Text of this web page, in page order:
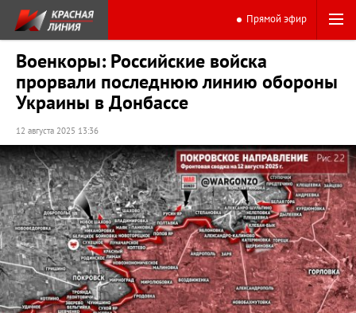
Прямой эфир
Военкоры: Российские войска
прорвали последнюю линию обороны
Украины в Донбассе
12 августа 2025 13:36